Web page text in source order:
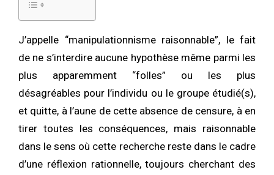
J’appelle “manipulationnisme raisonnable”, le fait
de ne s’interdire aucune hypothèse même parmi les
plus apparemment “folles” ou les plus
désagréables pour l’individu ou le groupe étudié(s),
et quitte, à l’aune de cette absence de censure, à en
tirer toutes les conséquences, mais raisonnable
dans le sens où cette recherche reste dans le cadre
d’une réflexion rationnelle, toujours cherchant des